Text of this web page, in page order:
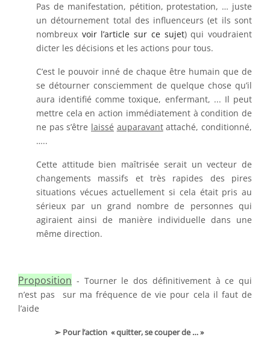
Pas de manifestation, pétition, protestation, … juste
un détournement total des influenceurs (et ils sont
nombreux voir l’article sur ce sujet) qui voudraient
dicter les décisions et les actions pour tous.
C’est le pouvoir inné de chaque être humain que de
se détourner consciemment de quelque chose qu’il
aura identifié comme toxique, enfermant, ... Il peut
mettre cela en action immédiatement à condition de
ne pas s’être laissé auparavantattaché, conditionné,
…..
Cette attitude bien maîtrisée serait un vecteur de
changements massifs et très rapides des pires
situations vécues actuellement si cela était pris au
sérieux par un grand nombre de personnes qui
agiraient ainsi de manière individuelle dans une
même direction.
Proposition - Tourner le dos définitivement à ce qui
n’est pas sur ma fréquence de vie pour cela il faut de
l’aide
➢ Pour l’action « quitter, se couper de … »